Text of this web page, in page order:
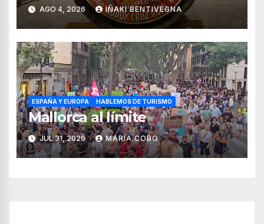
AGO 4, 2026 IÑAKI BENTIVEGNA
ESPAÑA Y EUROPA HABLEMOS DE TURISMO
Mallorca al límite
JUL 31, 2026 MARÍA COBO